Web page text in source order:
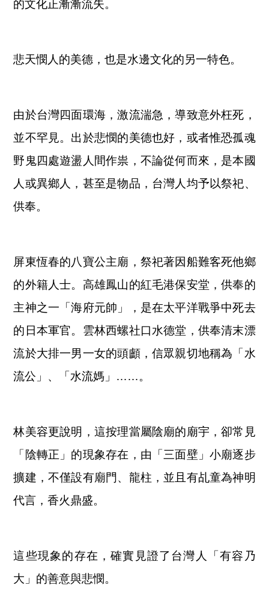
的文化正漸漸流失。
悲天憫人的美德，也是水邊文化的另一特色。
由於台灣四面環海，激流湍急，導致意外枉死，
並不罕見。出於悲憫的美德也好，或者惟恐孤魂
野鬼四處遊盪人間作祟，不論從何而來，是本國
人或異鄉人，甚至是物品，台灣人均予以祭祀、
供奉。
屏東恆春的八寶公主廟，祭祀著因船難客死他鄉
的外籍人士。高雄鳳山的紅毛港保安堂，供奉的
主神之一「海府元帥」，是在太平洋戰爭中死去
的日本軍官。雲林西螺社口水德堂，供奉清末漂
流於大排一男一女的頭顱，信眾親切地稱為「水
流公」、「水流媽」……。
林美容更說明，這按理當屬陰廟的廟宇，卻常見
「陰轉正」的現象存在，由「三面壁」小廟逐步
擴建，不僅設有廟門、龍柱，並且有乩童為神明
代言，香火鼎盛。
這些現象的存在，確實見證了台灣人「有容乃
大」的善意與悲憫。